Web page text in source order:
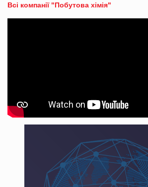
Всі компанії "Побутова хімія"